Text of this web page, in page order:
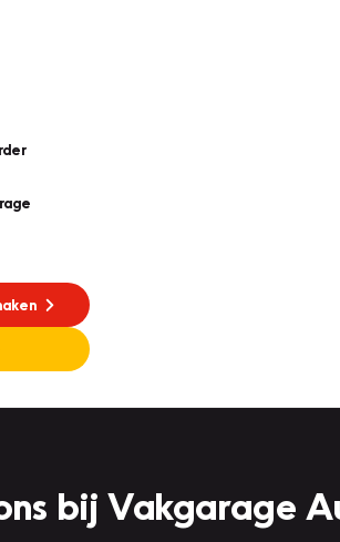
bij Vakgarage